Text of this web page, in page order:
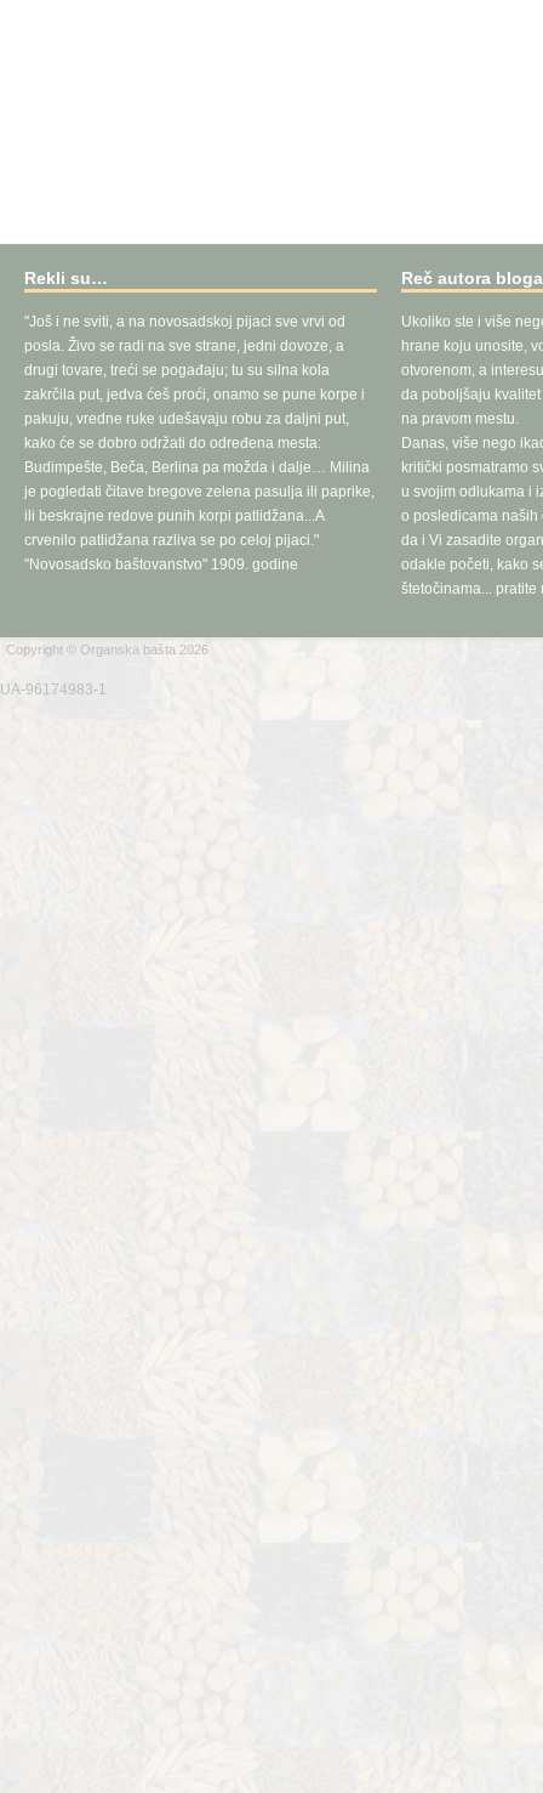
Rekli su…
"Još i ne sviti, a na novosadskoj pijaci sve vrvi od
posla. Živo se radi na sve strane, jedni dovoze, a
drugi tovare, treći se pogađaju; tu su silna kola
zakrčila put, jedva ćeš proći, onamo se pune korpe i
pakuju, vredne ruke udešavaju robu za daljni put,
kako će se dobro održati do određena mesta:
Budimpešte, Beča, Berlina pa možda i dalje… Milina
je pogledati čitave bregove zelena pasulja ili paprike,
ili beskrajne redove punih korpi patlidžana...A
crvenilo patlidžana razliva se po celoj pijaci."
"Novosadsko baštovanstvo" 1909. godine
Reč autora
Ukoliko ste i više
hrane koju unosite,
otvorenom, a
da poboljšaju
na pravom mestu.
Danas, više nego
kritički posmatramo
u svojim odlukama i
o posledicama naših
da i Vi zasadite
odakle početi, kako
štetočinama... pratite
Copyright © Organska bašta 2026
UA-96174983-1